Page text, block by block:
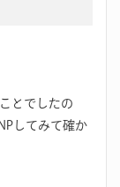
とでしたの
してみて確か